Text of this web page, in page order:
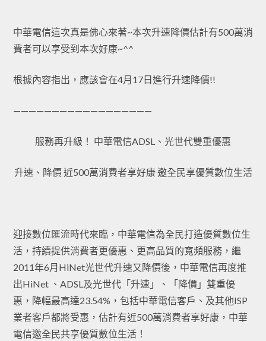
中華電信這次真是佛心來著~本次升速降價估計有500萬消
費者可以享受到本次好康~^^
根據內容指出，應該會在4月17日進行升速降價!!
——————————————————
服務再升級！ 中華電信ADSL、光世代雙重優惠
升速、降價 近500萬消費者享好康 邀全民享優質數位生活
迎接數位匯流時代來臨，中華電信為全民打造優質數位生
活，持續提供消費者更優惠、更高品質的寬頻服務，繼
2011年6月HiNet光世代升速又降價後，中華電信再度推
出HiNet 、ADSL及光世代「升速」、「降價」雙重優
惠，降幅最高達23.54%，包括中華電信客戶、及其他ISP
業者客戶都將受惠，估計有近500萬消費者享好康，中華
電信邀全民共享優質數位生活！